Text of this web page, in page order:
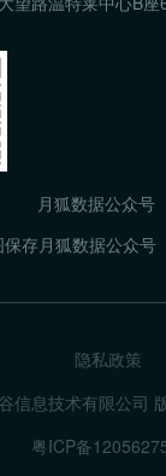
月狐数据公众号
存月狐数据公众号
隐私政策
信息技术有限公司
粤ICP备